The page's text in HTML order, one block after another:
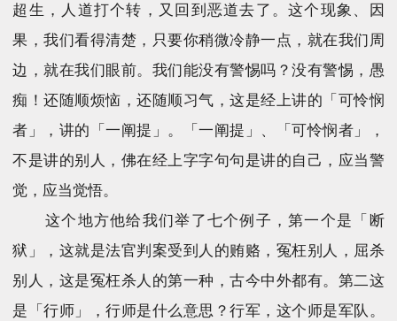
超生，人道打个转，又回到恶道去了。这个现象、因
果，我们看得清楚，只要你稍微冷静一点，就在我们周
边，就在我们眼前。我们能没有警惕吗？没有警惕，愚
痴！还随顺烦恼，还随顺习气，这是经上讲的「可怜悯
者」，讲的「一阐提」。「一阐提」、「可怜悯者」，
不是讲的别人，佛在经上字字句句是讲的自己，应当警
觉，应当觉悟。
这个地方他给我们举了七个例子，第一个是「断
狱」，这就是法官判案受到人的贿赂，冤枉别人，屈杀
别人，这是冤枉杀人的第一种，古今中外都有。第二这
是「行师」，行师是什么意思？行军，这个师是军队。